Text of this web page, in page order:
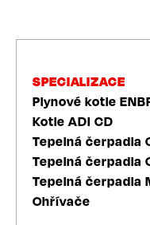
SPECIALIZACE
Plynové kotle
Kotle ADI CD
Tepelná čerpadla
Tepelná čerpadla
Tepelná čerpadla
Ohřívače